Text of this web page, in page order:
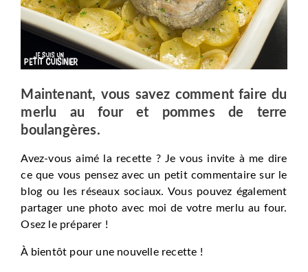
Maintenant, vous savez comment faire du
merlu au four et pommes de terre
boulangères.
Avez-vous aimé la recette ? Je vous invite à me dire
ce que vous pensez avec un petit commentaire sur le
blog ou les réseaux sociaux. Vous pouvez également
partager une photo avec moi de votre merlu au four.
Osez le préparer !
À bientôt pour une nouvelle recette !